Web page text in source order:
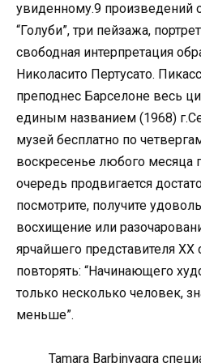
увиденному.9 произведений
“Голуби”, три пейзажа,
свободная интерпретация
Николасито Пертусато.
преподнес Барселоне весь
единым названием (1968)
музей бесплатно по
воскресенье любого месяца
очередь продвигается
посмотрите, получите
восхищение или
ярчайшего представителя
повторять: “Начинающего
только несколько человек,
меньше”.
Tamara Barbinyagra